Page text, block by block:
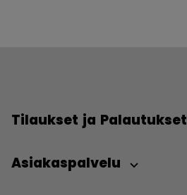
Tilaukset ja Palautukset
Asiakaspalvelu